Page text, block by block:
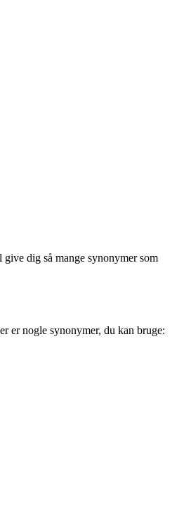
dig så mange synonymer som
er nogle synonymer, du kan bruge: